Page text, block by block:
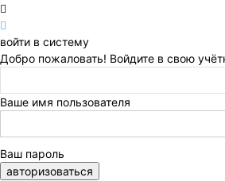
войти в систему
Добро пожаловать! Войдите в свою
Ваше имя пользователя
Ваш пароль